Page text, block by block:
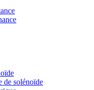
de solénoïde